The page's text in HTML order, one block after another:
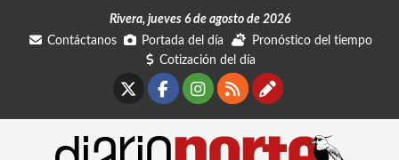
Rivera, jueves 6 de agosto de 2026
Contáctanos
Portada del día
Pronóstico del tiempo
Cotización del día
Facebook
Instagram
RSSContáctanos